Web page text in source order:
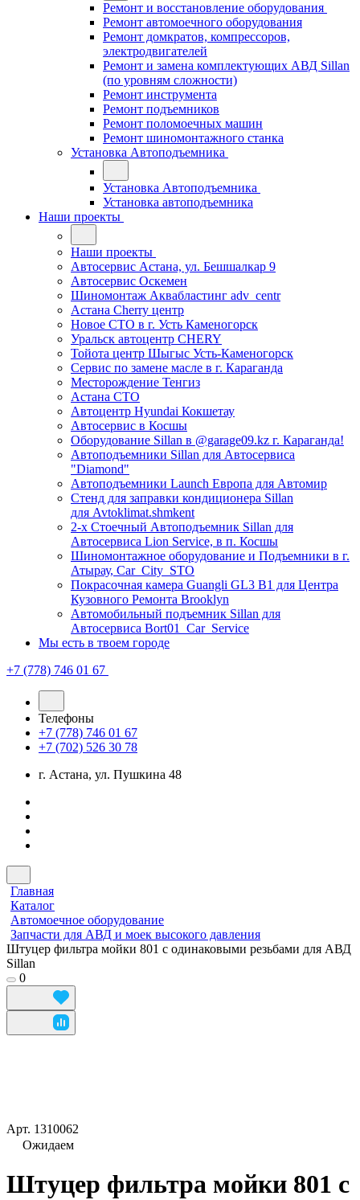
Ремонт и восстановление оборудования
Ремонт автомоечного оборудования
Ремонт домкратов, компрессоров,
электродвигателей
Ремонт и замена комплектующих АВД Sillan
(по уровням сложности)
Ремонт инструмента
Ремонт подъемников
Ремонт поломоечных машин
Ремонт шиномонтажного станка
Установка Автоподъемника
Установка Автоподъемника
Установка автоподъемника
Наши проекты
Наши проекты
Автосервис Астана, ул. Бешшалкар 9
Автосервис Оскемен
Шиномонтаж Аквабластинг adv_centr
Астана Cherry центр
Новое СТО в г. Усть Каменогорск
Уральск автоцентр CHERY
Тойота центр Шыгыс Усть-Каменогорск
Сервис по замене масле в г. Караганда
Месторождение Тенгиз
Астана СТО
Автоцентр Hyundai Кокшетау
Автосервис в Косшы
Оборудование Sillan в @garage09.kz г. Караганда!
Автоподъемники Sillan для Автосервиса
"Diamond"
Автоподъемники Launch Европа для Автомир
Стенд для заправки кондиционера Sillan
для Avtoklimat.shmkent
2-х Стоечный Автоподъемник Sillan для
Автосервиса Lion Service, в п. Косшы
Шиномонтажное оборудование и Подъемники в г.
Атырау, Car_City_STO
Покрасочная камера Guangli GL3 B1 для Центра
Кузовного Ремонта Brooklyn
Автомобильный подъемник Sillan для
Автосервиса Bort01_Car_Service
Мы есть в твоем городе
+7 (778) 746 01 67
Телефоны
+7 (778) 746 01 67
+7 (702) 526 30 78
г. Астана, ул. Пушкина 48
Главная
Каталог
Автомоечное оборудование
Запчасти для АВД и моек высокого давления
Штуцер фильтра мойки 801 с одинаковыми резьбами для АВД
Sillan
0
Арт. 1310062
Ожидаем
Штуцер фильтра мойки 801 с